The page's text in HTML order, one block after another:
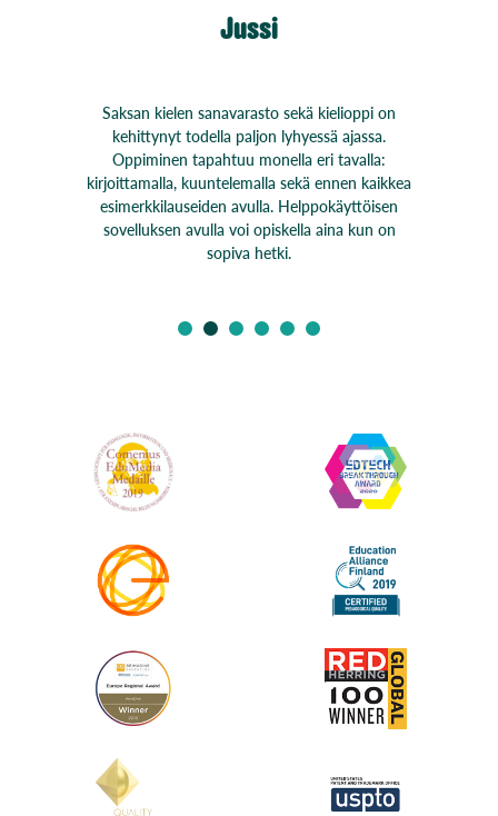
Jussi
Saksan kielen sanavarasto sekä kielioppi on
kehittynyt todella paljon lyhyessä ajassa.
Oppiminen tapahtuu monella eri tavalla:
kirjoittamalla, kuuntelemalla sekä ennen kaikkea
esimerkkilauseiden avulla. Helppokäyttöisen
sovelluksen avulla voi opiskella aina kun on
sopiva hetki.